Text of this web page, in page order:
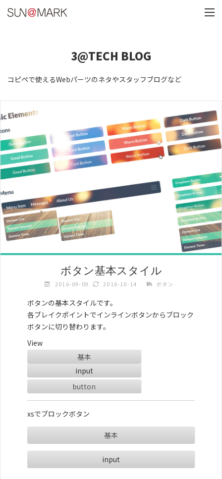
3@TECH BLOG
コピペで使えるWebパーツのネタやスタッフブログなど
ボタン基本スタイル
2016-09-09 2016-10-14 ボタン
ボタンの基本スタイルです。
各ブレイクポイントでインラインボタンからブロック
ボタンに切り替わります。
View
基本
button
xsでブロックボタン
基本